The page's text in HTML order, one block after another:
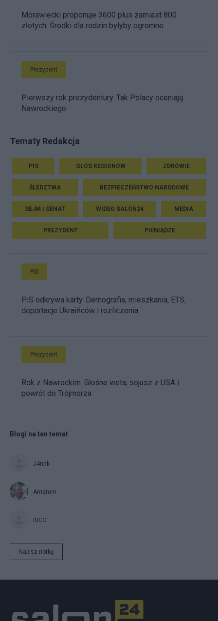
Morawiecki proponuje 3600 plus zamiast 800
złotych. Środki dla rodzin byłyby ogromne
Prezydent
Pierwszy rok prezydentury. Tak Polacy oceniają
Nawrockiego
Tematy Redakcja
PIS GŁOS REGIONÓW ZDROWIE
ŚLEDZTWA BEZPIECZEŃSTWO NARODOWE
SEJM I SENAT WIDEO SALON24 MEDIA
PREZYDENT PIENIĄDZE
PiS
PiS odkrywa karty. Demografia, mieszkania, ETS,
deportacje Ukraińców i rozliczenia
Prezydent
Rok z Nawrockim. Głośne weta, sojusz z USA i
powrót do Trójmorza
Blogi na ten temat
J4nek
Amstern
BICO
Napisz notkę